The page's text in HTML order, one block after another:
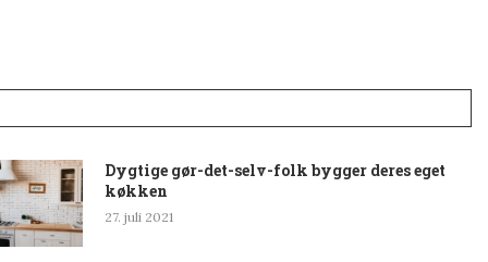
Dygtige gør-det-selv-folk bygger deres eget
køkken
27. juli 2021